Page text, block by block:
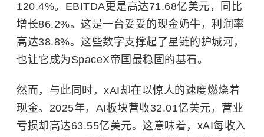
120.4%。EBITDA更是高达71.68亿美元，同比
增长86.2%。这是一台妥妥的现金奶牛，利润率
高达38.8%。这些数字支撑起了星链的护城河，
也让它成为SpaceX帝国最稳固的基石。
然而，与此同时，xAI却在以惊人的速度燃烧着
现金。2025年，AI板块营收32.01亿美元，营业
亏损却高达63.55亿美元。这意味着，xAI每收入